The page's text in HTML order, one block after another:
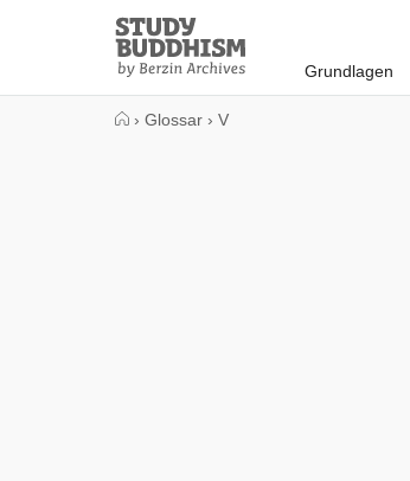
Study
Buddhism
Home
Grundlagen
› Glossar › V